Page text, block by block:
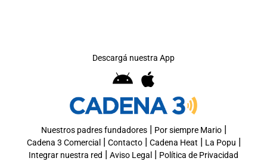
Descargá nuestra App
Nuestros padres fundadores| Por siempre Mario|
Cadena 3 Comercial | Contacto| Cadena Heat | La Popu |
Integrar nuestra red | Aviso Legal | Política de Privacidad